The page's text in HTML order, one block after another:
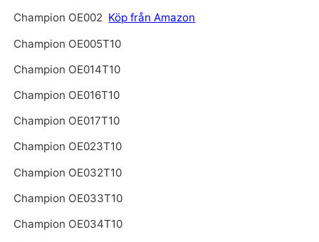
Champion OE002 Köp från Amazon
Champion OE005T10
Champion OE014T10
Champion OE016T10
Champion OE017T10
Champion OE023T10
Champion OE032T10
Champion OE033T10
Champion OE034T10